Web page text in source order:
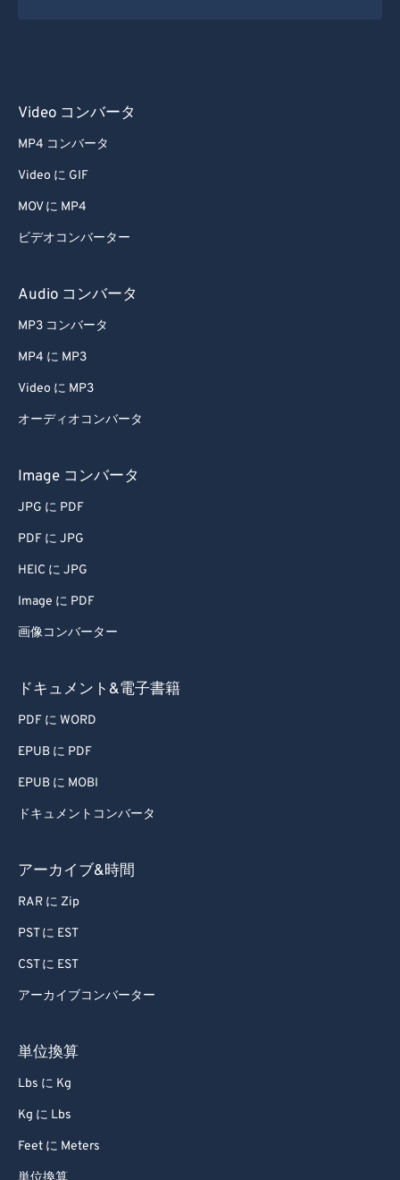
Video コンバータ
MP4 コンバータ
Video に GIF
MOV に MP4
ビデオコンバーター
Audio コンバータ
MP3 コンバータ
MP4 に MP3
Video に MP3
オーディオコンバータ
Image コンバータ
JPG に PDF
PDF に JPG
HEIC に JPG
Image に PDF
画像コンバーター
ドキュメント&電子書籍
PDF に WORD
EPUB に PDF
EPUB に MOBI
ドキュメントコンバータ
アーカイブ&時間
RAR に Zip
PST に EST
CST に EST
アーカイブコンバーター
単位換算
Lbs に Kg
Kg に Lbs
Feet に Meters